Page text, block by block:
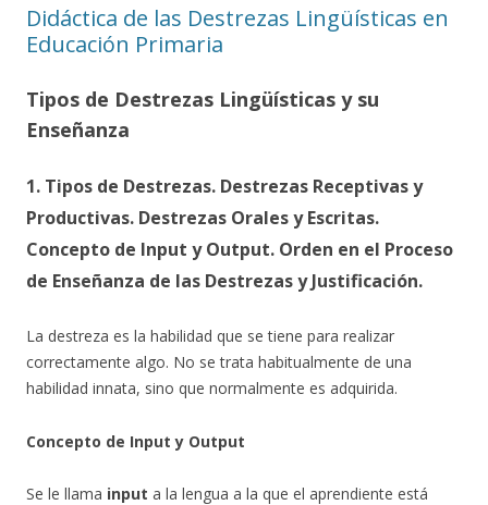
Didáctica de las Destrezas Lingüísticas en
Educación Primaria
Tipos de Destrezas Lingüísticas y su
Enseñanza
1. Tipos de Destrezas. Destrezas Receptivas y
Productivas. Destrezas Orales y Escritas.
Concepto de Input y Output. Orden en el Proceso
de Enseñanza de las Destrezas y Justificación.
La destreza es la habilidad que se tiene para realizar
correctamente algo. No se trata habitualmente de una
habilidad innata, sino que normalmente es adquirida.
Concepto de Input y Output
Se le llama input a la lengua a la que el aprendiente está